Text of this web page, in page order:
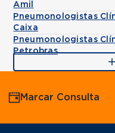
Amil
Pneumonologistas
Caixa
Pneumonologistas
Petrobras
Marcar Consulta